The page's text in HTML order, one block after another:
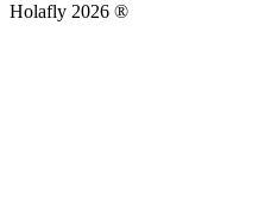
Holafly 2026 ®